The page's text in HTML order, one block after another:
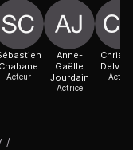
/
Chabane
Acteur
Anne-
Gaëlle
Jourdain
Actrice
Acteur